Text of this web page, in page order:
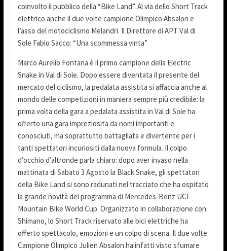
coinvolto il pubblico della “Bike Land”. Al via dello Short Track
elettrico anche il due volte campione Olimpico Absalon e
l’asso del motociclismo Melandri. Il Direttore di APT Val di
Sole Fabio Sacco: “Una scommessa vinta”
Marco Aurelio Fontana è il primo campione della Electric
Snake in Val di Sole. Dopo essere diventata il presente del
mercato del ciclismo, la pedalata assistita si affaccia anche al
mondo delle competizioni in maniera sempre più credibile: la
prima volta della gara a pedalata assistita in Val di Sole ha
offerto una gara impreziosita da nomi importanti e
conosciuti, ma soprattutto battagliata e divertente per i
tanti spettatori incuriositi dalla nuova formula. Il colpo
d’occhio d’altronde parla chiaro: dopo aver invaso nella
mattinata di Sabato 3 Agosto la Black Snake, gli spettatori
della Bike Land si sono radunati nel tracciato che ha ospitato
la grande novità del programma di Mercedes-Benz UCI
Mountain Bike World Cup. Organizzato in collaborazione con
Shimano, lo Short Track riservato alle bici elettriche ha
offerto spettacolo, emozioni e un colpo di scena. Il due volte
Campione Olimpico Julien Absalon ha infatti visto sfumare